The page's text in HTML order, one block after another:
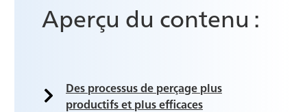
Aperçu du contenu :
Des processus de perçage plus
productifs et plus efficaces